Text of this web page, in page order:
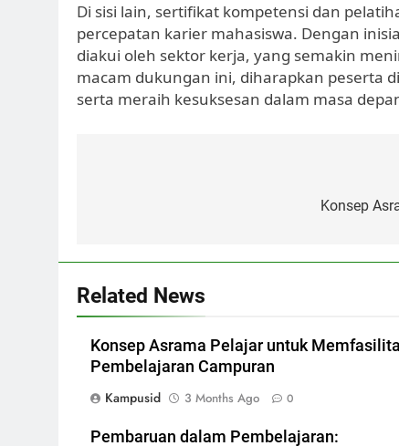
Di sisi lain, sertifikat kompetensi dan
percepatan karier mahasiswa. Dengan
diakui oleh sektor kerja, yang semakin
macam dukungan ini, diharapkan peserta
serta meraih kesuksesan dalam masa
Konsep
Related News
Konsep Asrama Pelajar untuk
Pembelajaran Campuran
Kampusid
3 Months Ago 0
Pembaruan dalam Pembelajaran: